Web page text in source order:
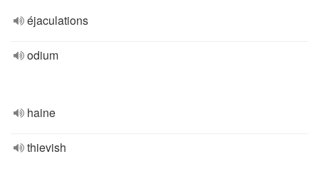
éjaculations
odium
haine
thievish